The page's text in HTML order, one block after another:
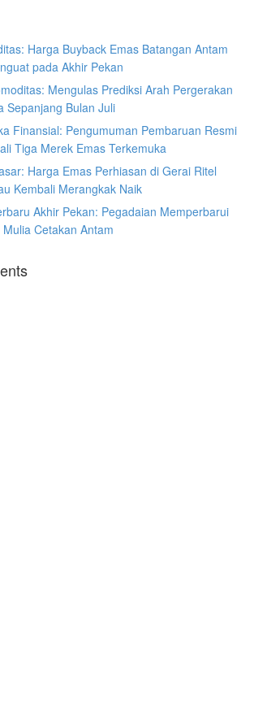
Harga Buyback Emas Batangan Antam
pada Akhir Pekan
Mengulas Prediksi Arah Pergerakan
Sepanjang Bulan Juli
Finansial: Pengumuman Pembaruan Resmi
Tiga Merek Emas Terkemuka
Harga Emas Perhiasan di Gerai Ritel
Kembali Merangkak Naik
Akhir Pekan: Pegadaian Memperbarui
Cetakan Antam